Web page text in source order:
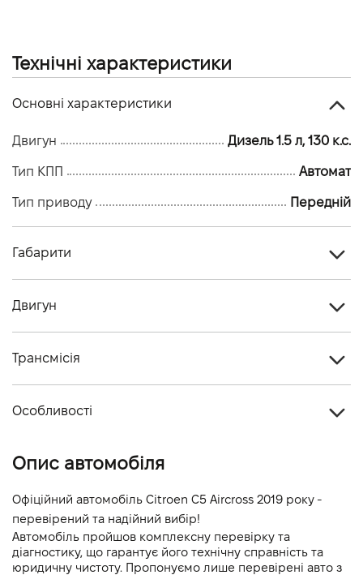
Технічні характеристики
Основні характеристики
Двигун Дизель 1.5 л, 130 к.с.
Тип КПП Автомат
Тип приводу Передній
Габарити
Кiлькiсть мiсць, шт
Двигун
Потужність двигуна (к.с.)
Динаміка розгону 0-100 км/г
Трансмісія
Особливості
Опис автомобіля
Офіційний автомобіль Citroen C5 Aircross 2019 року -
перевірений та надійний вибір!
Автомобіль пройшов комплексну перевірку та
діагностику, що гарантує його технічну справність та
юридичну чистоту. Пропонуємо лише перевірені авто з